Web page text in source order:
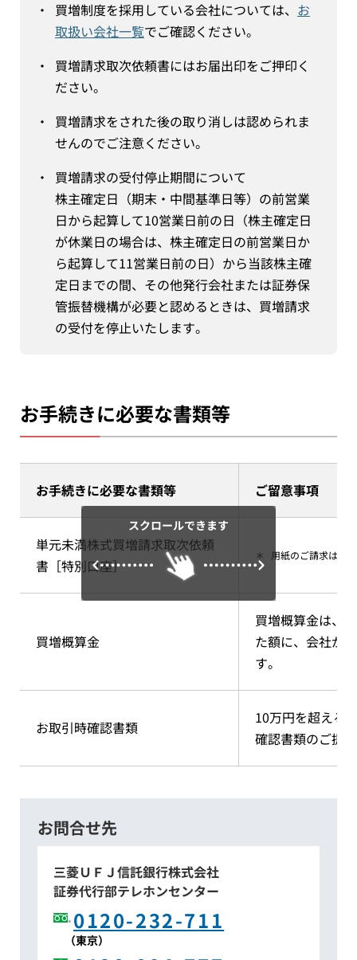
・
買増制度を採用している会社については、 お
取扱い会社一覧でご確認ください。
・
買増請求取次依頼書にはお届出印をご押印く
ださい。
・
買増請求をされた後の取り消しは認められま
せんのでご注意ください。
・
買増請求の受付停止期間について
株主確定日（期末・中間基準日等）の前営業
日から起算して10営業日前の日（株主確定日
が休業日の場合は、株主確定日の前営業日か
ら起算して11営業日前の日）から当該株主確
定日までの間、その他発行会社または証券保
管振替機構が必要と認めるときは、買増請求
の受付を停止いたします。
お手続きに必要な書類等
お手続きに必要な書類等 ご留意事項
単元未満株式買増請求取次依頼
書［特別口座］
＊ 用紙のご請求は、
買増概算金
買増概算金は、
た額に、会社が
す。
お取引時確認書類
10万円を超える
確認書類のご提
スクロールできます
お問合せ先
三菱ＵＦＪ信託銀行株式会社
証券代行部テレホンセンター
0120-232-711
（東京）